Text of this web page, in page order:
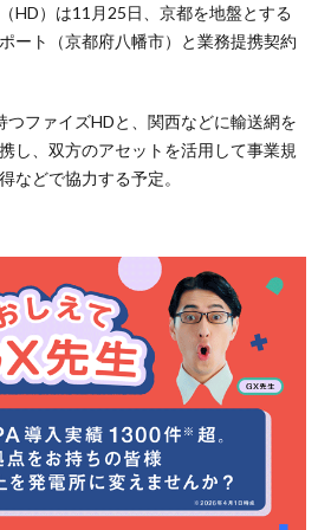
HD）は11月25日、京都を地盤とする
ート（京都府八幡市）と業務提携契約
ファイズHDと、関西などに輸送網を
し、双方のアセットを活用して事業規
などで協力する予定。